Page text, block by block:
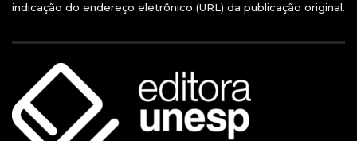
indicação do endereço eletrônico (URL) da publicação original.